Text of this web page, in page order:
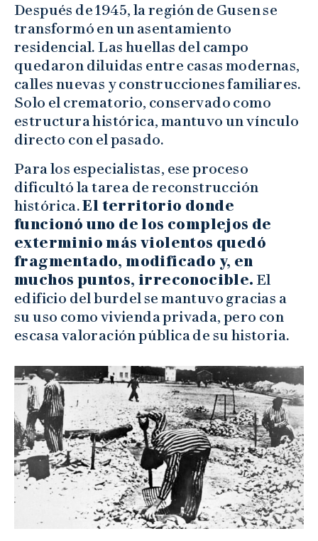
Después de 1945, la región de Gusen se
transformó en un asentamiento
residencial. Las huellas del campo
quedaron diluidas entre casas modernas,
calles nuevas y construcciones familiares.
Solo el crematorio, conservado como
estructura histórica, mantuvo un vínculo
directo con el pasado.
Para los especialistas, ese proceso
dificultó la tarea de reconstrucción
histórica.El territorio donde
funcionó uno de los complejos de
exterminio más violentos quedó
fragmentado, modificado y, en
muchos puntos, irreconocible. El
edificio del burdel se mantuvo gracias a
su uso como vivienda privada, pero con
escasa valoración pública de su historia.